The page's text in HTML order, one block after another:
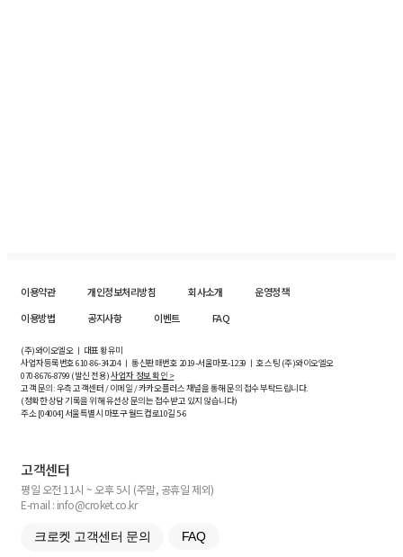
이용약관 개인정보처리방침 회사소개
운영정책
이용방법
공지사항 이벤트 FAQ
(주)와이오엘오 ㅣ 대표 황유미
사업자등록번호610-86-34204ㅣ 통신판매번호 2019-서울마포-1239 ㅣ 호스팅 (주)와이오엘오
070-8676-8799 (발신 전용)사업자 정보 확인 >
고객 문의: 우측 고객센터 / 이메일 / 카카오플러스 채널을 통해 문의 접수 부탁드립니다.
(정확한 상담 기록을 위해 유선상 문의는 접수받고 있지 않습니다)
주소 [04004] 서울특별시 마포구 월드컵로10길5-6
고객센터
평일 오전 11시 ~ 오후 5시 (주말, 공휴일 제외)
E-mail : info@croket.co.kr
크로켓 고객센터 문의 FAQ